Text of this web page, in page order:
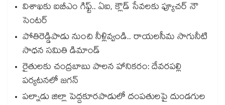
విశాఖకు ఐబీఎం గిఫ్ట్.. ఏఐ, క్లౌడ్ సేవలకు ఫ్యూచర్ నౌ
సెంటర్
పోతిరెడ్డిపాడు నుంచి నీళ్లివ్వండి.. రాయలసీమ సాగునీటి
సాధన సమితి డిమాండ్
రైతులకు చంద్రబాబు పాలన హానికరం: దేవరపల్లి
పర్యటనలో జగన్
పల్నాడు జిల్లా పెద్దకూరపాడులో దంపతులపై దుండగుల